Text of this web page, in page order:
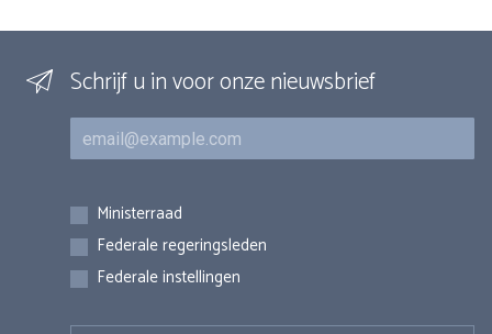
Schrijf u in voor onze nieuwsbrief
E-mail
Inschrijvingen
Ministerraad
Federale regeringsleden
Federale instellingen